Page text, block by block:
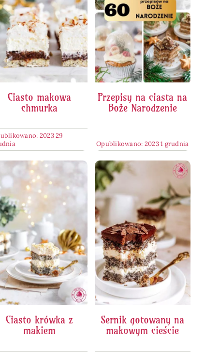
Ciasto makowa
chmurka
2023 29
Przepisy na ciasta na
Boże Narodzenie
Opublikowano: 2023 1 grudnia
Ciasto krówka z
makiem
Sernik gotowany na
makowym cieście